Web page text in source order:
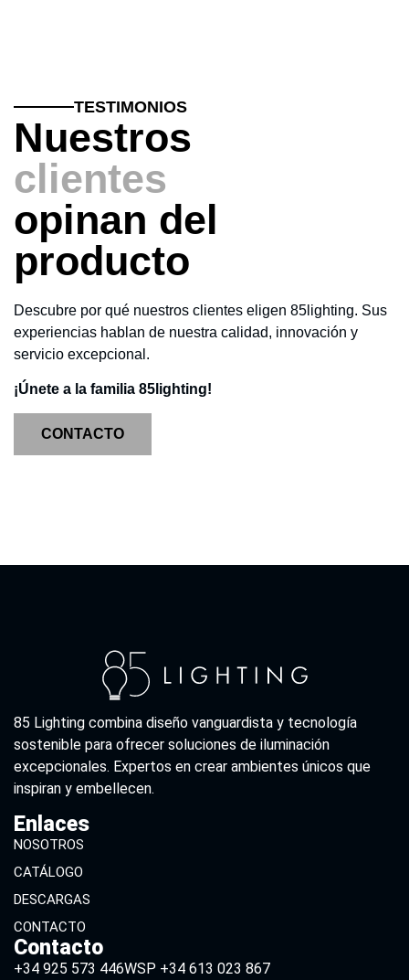
TESTIMONIOS
Nuestros
clientes
opinan del
producto
Descubre por qué nuestros clientes eligen 85lighting. Sus
experiencias hablan de nuestra calidad, innovación y
servicio excepcional.
¡Únete a la familia 85lighting!
CONTACTO
85 Lighting combina diseño vanguardista y tecnología
sostenible para ofrecer soluciones de iluminación
excepcionales. Expertos en crear ambientes únicos que
inspiran y embellecen.
Enlaces
NOSOTROS
CATÁLOGO
DESCARGAS
CONTACTO
Contacto
+34 925 573 446WSP +34 613 023 867